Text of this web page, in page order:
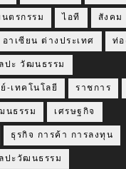
นตรกรรม ไอที สังคม
อาเซียน ต่างประเทศ ท่อ
ปะ วัฒนธรรม
-เทคโนโลยี ราชการ
นธรรม เศรษฐกิจ
ธุรกิจ การค้า การลงทุน
ปะวัฒนธรรม